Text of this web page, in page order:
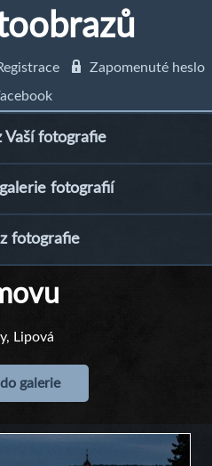
Zapomenuté heslo
Vaší fotografie
fotografií
fotografie
Lipová
galerie